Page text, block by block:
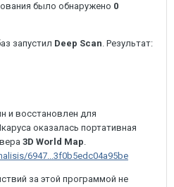
было обнаружено 0
запустил Deep Scan. Результат:
и восстановлен для
оказалась портативная
3D World Map.
6947...3f0b5edc04a95be
за этой программой не